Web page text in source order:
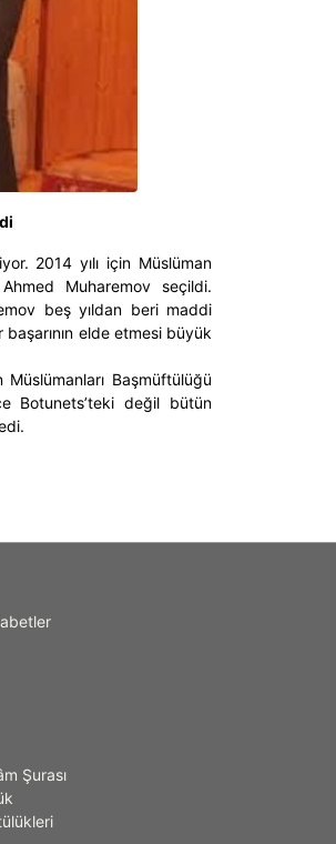
2014 yılı için Müslüman
Muharemov seçildi.
beş yıldan beri maddi
elde etmesi büyük
Başmüftülüğü
Botunets’teki değil bütün
Şurası